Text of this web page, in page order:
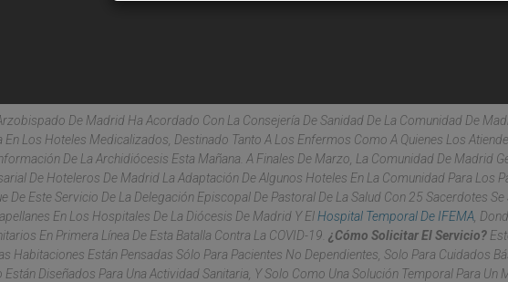
De Madrid Ha Acordado Con La Consejería De Sanidad De La Comunidad De
En Los Hoteles Medicalizados, Destinado Tanto A Los Enfermos Como A Quienes Los
De La Archidiócesis Esta Mañana. A Finales De Marzo, La Comunidad De Madrid
De Hoteleros De Madrid La Adaptación De Algunos Hoteles En La Comunidad Para Los
De Este Servicio De La Delegación Episcopal De Pastoral De La Salud Con 25 Sacerdotes Se
En Los Hospitales De La Diócesis De Madrid Y ElHospital Temporal De IFEMA ,
En Primera Línea De Esta Batalla Contra La COVID-19. ¿Cómo Solicitar El Servicio?
Habitaciones Están Pensadas Sólo Para Pacientes No Dependientes, Solo Para Cuidados
Diseñados Para Una Actividad Sanitaria, Y Solo Como Una Solución Temporal Para Un